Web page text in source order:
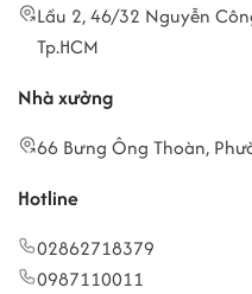
Lầu 2, 46/32 Nguyễn
Tp.HCM
Nhà xưởng
66 Bưng Ông Thoàn,
Hotline
02862718379
0987110011